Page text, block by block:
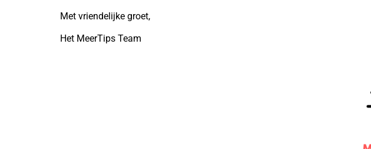
Met vriendelijke groet,
Het MeerTips Team